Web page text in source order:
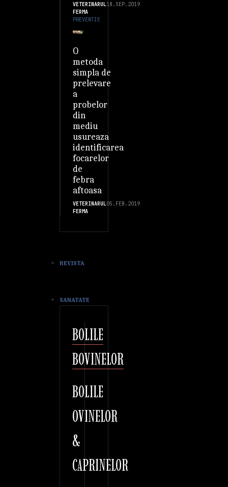
VETERINARUL
FERMA
18.SEP.2019
PREVENTIE
O
metoda
simpla de
prelevare
a
probelor
din
mediu
usureaza
identificarea
focarelor
de
febra
aftoasa
VETERINARUL
FERMA
05.FEB.2019
REVISTA
SANATATE
BOLILE
BOVINELOR
BOLILE
OVINELOR
&
CAPRINELOR